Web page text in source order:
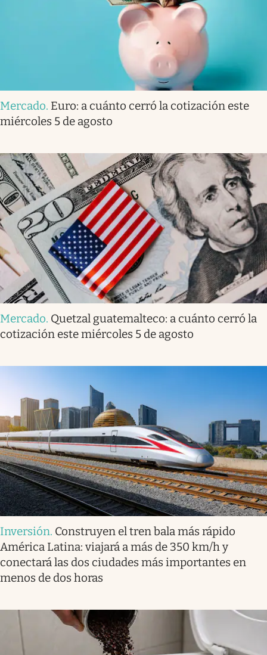
Mercado. Euro: a cuánto cerró la cotización este
miércoles 5 de agosto
Mercado. Quetzal guatemalteco: a cuánto cerró la
cotización este miércoles 5 de agosto
Inversión. Construyen el tren bala más rápido
América Latina: viajará a más de 350 km/h y
conectará las dos ciudades más importantes en
menos de dos horas